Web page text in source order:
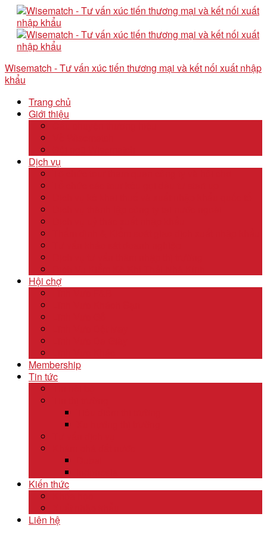
Wisematch - Tư vấn xúc tiến thương mại và kết nối xuất nhập
khẩu
Trang chủ
Giới thiệu
Dịch vụ
Hội chợ
Membership
Tin tức
Kiến thức
Liên hệ